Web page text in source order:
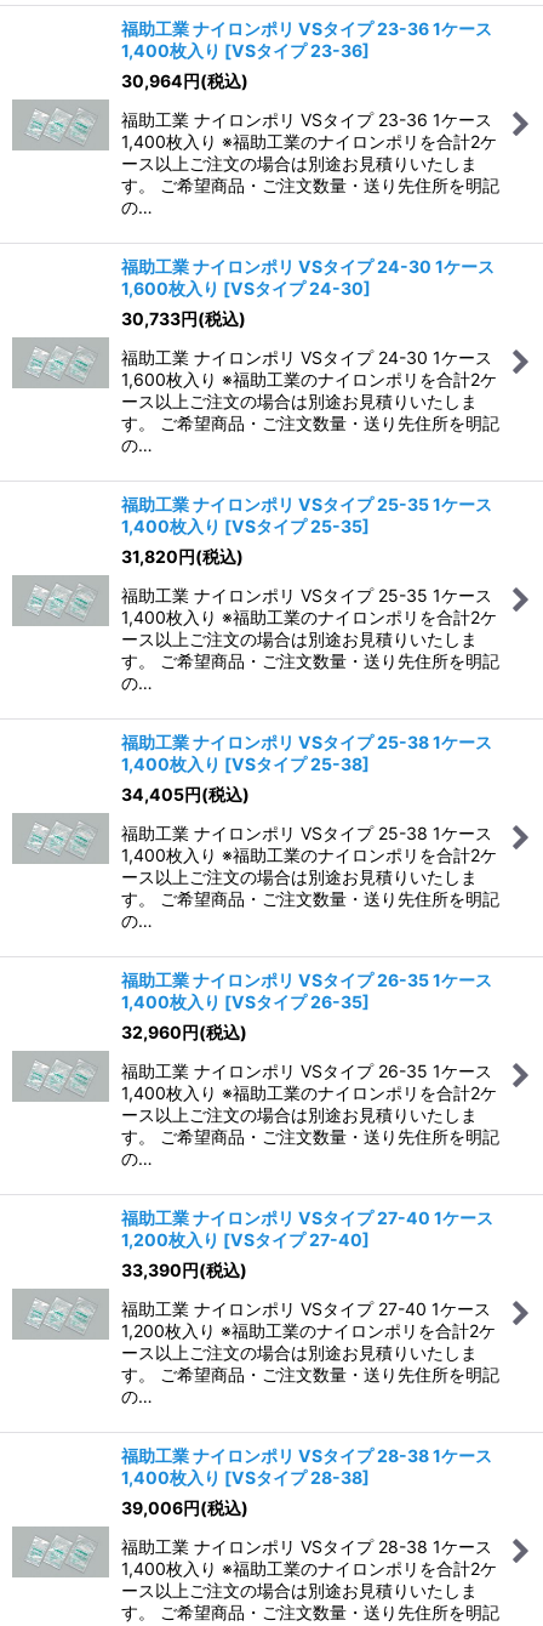
福助工業 ナイロンポリ VSタイプ 23-36 1ケース
1,400枚入り [VSタイプ 23-36]
30,964円(税込)
福助工業 ナイロンポリ VSタイプ 23-36 1ケース
1,400枚入り ※福助工業のナイロンポリを合計2ケ
ース以上ご注文の場合は別途お見積りいたしま
す。 ご希望商品・ご注文数量・送り先住所を明記
の…
福助工業 ナイロンポリ VSタイプ 24-30 1ケース
1,600枚入り [VSタイプ 24-30]
30,733円(税込)
福助工業 ナイロンポリ VSタイプ 24-30 1ケース
1,600枚入り ※福助工業のナイロンポリを合計2ケ
ース以上ご注文の場合は別途お見積りいたしま
す。 ご希望商品・ご注文数量・送り先住所を明記
の…
福助工業 ナイロンポリ VSタイプ 25-35 1ケース
1,400枚入り [VSタイプ 25-35]
31,820円(税込)
福助工業 ナイロンポリ VSタイプ 25-35 1ケース
1,400枚入り ※福助工業のナイロンポリを合計2ケ
ース以上ご注文の場合は別途お見積りいたしま
す。 ご希望商品・ご注文数量・送り先住所を明記
の…
福助工業 ナイロンポリ VSタイプ 25-38 1ケース
1,400枚入り [VSタイプ 25-38]
34,405円(税込)
福助工業 ナイロンポリ VSタイプ 25-38 1ケース
1,400枚入り ※福助工業のナイロンポリを合計2ケ
ース以上ご注文の場合は別途お見積りいたしま
す。 ご希望商品・ご注文数量・送り先住所を明記
の…
福助工業 ナイロンポリ VSタイプ 26-35 1ケース
1,400枚入り [VSタイプ 26-35]
32,960円(税込)
福助工業 ナイロンポリ VSタイプ 26-35 1ケース
1,400枚入り ※福助工業のナイロンポリを合計2ケ
ース以上ご注文の場合は別途お見積りいたしま
す。 ご希望商品・ご注文数量・送り先住所を明記
の…
福助工業 ナイロンポリ VSタイプ 27-40 1ケース
1,200枚入り [VSタイプ 27-40]
33,390円(税込)
福助工業 ナイロンポリ VSタイプ 27-40 1ケース
1,200枚入り ※福助工業のナイロンポリを合計2ケ
ース以上ご注文の場合は別途お見積りいたしま
す。 ご希望商品・ご注文数量・送り先住所を明記
の…
福助工業 ナイロンポリ VSタイプ 28-38 1ケース
1,400枚入り [VSタイプ 28-38]
39,006円(税込)
福助工業 ナイロンポリ VSタイプ 28-38 1ケース
1,400枚入り ※福助工業のナイロンポリを合計2ケ
ース以上ご注文の場合は別途お見積りいたしま
す。 ご希望商品・ご注文数量・送り先住所を明記